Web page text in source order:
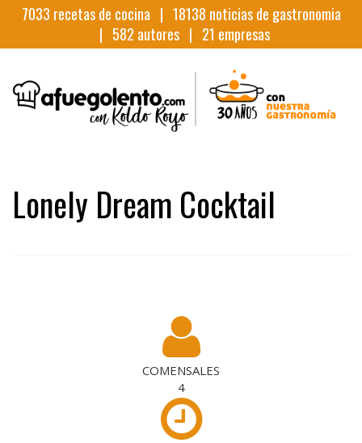
7033 recetas de cocina | 18138 noticias de gastronomia
| 582 autores | 21 empresas
Lonely Dream Cocktail
COMENSALES
4